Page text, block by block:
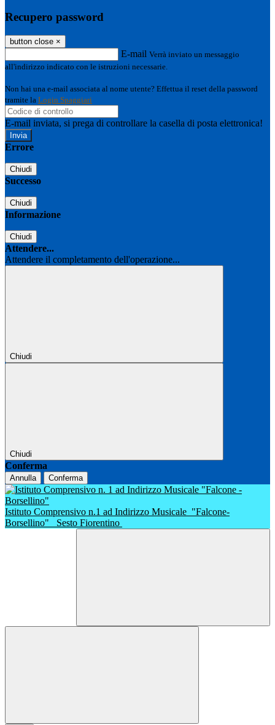
Recupero password
button close ×
E-mail Verrà inviato un messaggio
all'indirizzo indicato con le istruzioni necessarie.
Non hai una e-mail associata al nome utente? Effettua il reset della password
tramite la Login Spaggiari
E-mail inviata, si prega di controllare la casella di posta elettronica!
Errore
Chiudi
Successo
Chiudi
Informazione
Chiudi
Attendere...
Attendere il completamento dell'operazione...
Chiudi
Chiudi
Conferma
Annulla Conferma
Istituto Comprensivo n.1 ad Indirizzo Musicale "Falcone-
Borsellino"
Sesto Fiorentino